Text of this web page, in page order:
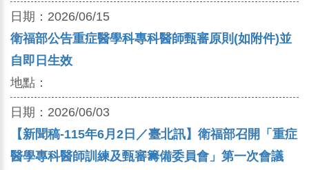
日期： 2026/06/15
衛福部公告重症醫學科專科醫師甄審原則(如附件)並
自即日生效
地點：
日期： 2026/06/03
【新聞稿-115年6月2日／臺北訊】衛福部召開「重症
醫學專科醫師訓練及甄審籌備委員會」第一次會議